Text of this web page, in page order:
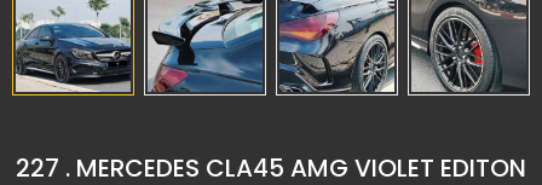
227 . MERCEDES CLA45 AMG VIOLET EDITON